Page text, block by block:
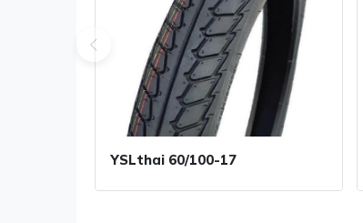
YSLthai 60/100-17